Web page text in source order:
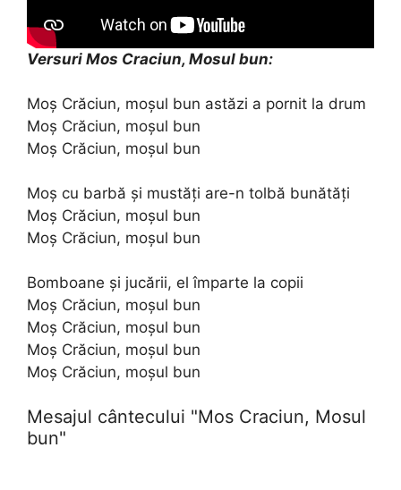
Versuri Mos Craciun, Mosul bun:
Moș Crăciun, moșul bun astăzi a pornit la drum
Moș Crăciun, moșul bun
Moș Crăciun, moșul bun
Moș cu barbă și mustăți are-n tolbă bunătăți
Moș Crăciun, moșul bun
Moș Crăciun, moșul bun
Bomboane și jucării, el împarte la copii
Moș Crăciun, moșul bun
Moș Crăciun, moșul bun
Moș Crăciun, moșul bun
Moș Crăciun, moșul bun
Mesajul cântecului "Mos Craciun, Mosul
bun"